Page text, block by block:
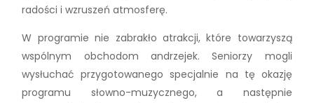
radości i wzruszeń atmosferę.
W programie nie zabrakło atrakcji, które towarzyszą
wspólnym obchodom andrzejek. Seniorzy mogli
wysłuchać przygotowanego specjalnie na tę okazję
programu słowno-muzycznego, a następnie